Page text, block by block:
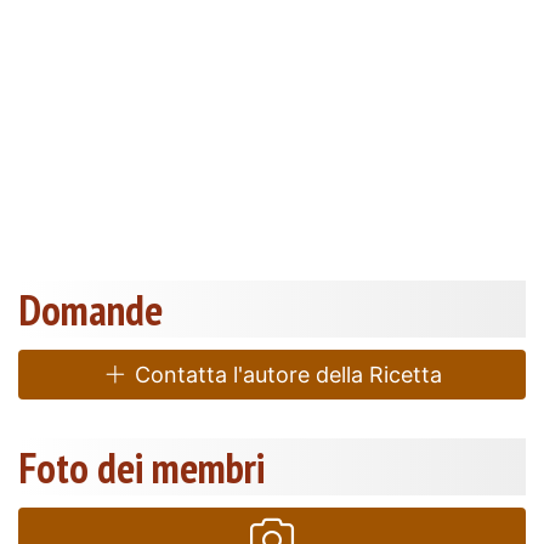
Domande
Contatta l'autore della Ricetta
Foto dei membri